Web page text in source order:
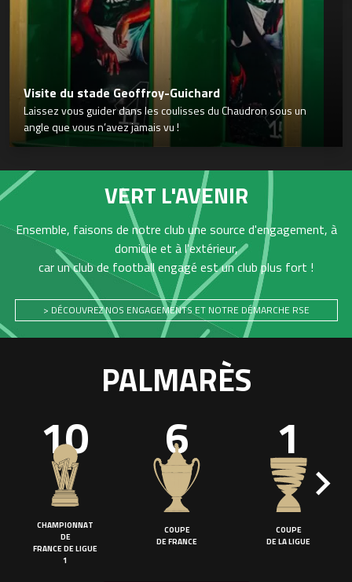
Visite du stade Geoffroy-Guichard
Laissez vous guider dans les coulisses du Chaudron sous un
angle que vous n’avez jamais vu !
VERT L'AVENIR
Ensemble, faisons de notre club une source d'engagement, à
domicile et à l'extérieur,
car un club de football engagé est un club plus fort !
> DÉCOUVREZ NOS ENGAGEMENTS ET NOTRE DÉMARCHE RSE
PALMARÈS
10
CHAMPIONNAT
DE
FRANCE DE LIGUE
1
6
COUPE
DE FRANCE
1
COUPE
DE LA LIGUE